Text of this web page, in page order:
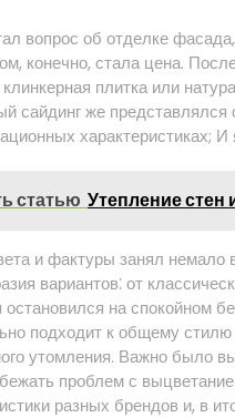
вопрос об отделке
конечно, стала цена.
плитка или
сайдинг же
характеристиках;
статью Утепление стен
и фактуры занял немало
вариантов⁚ от
остановился на спокойном
подходит к общему
утомления. Важно было
проблем с
разных брендов и, в